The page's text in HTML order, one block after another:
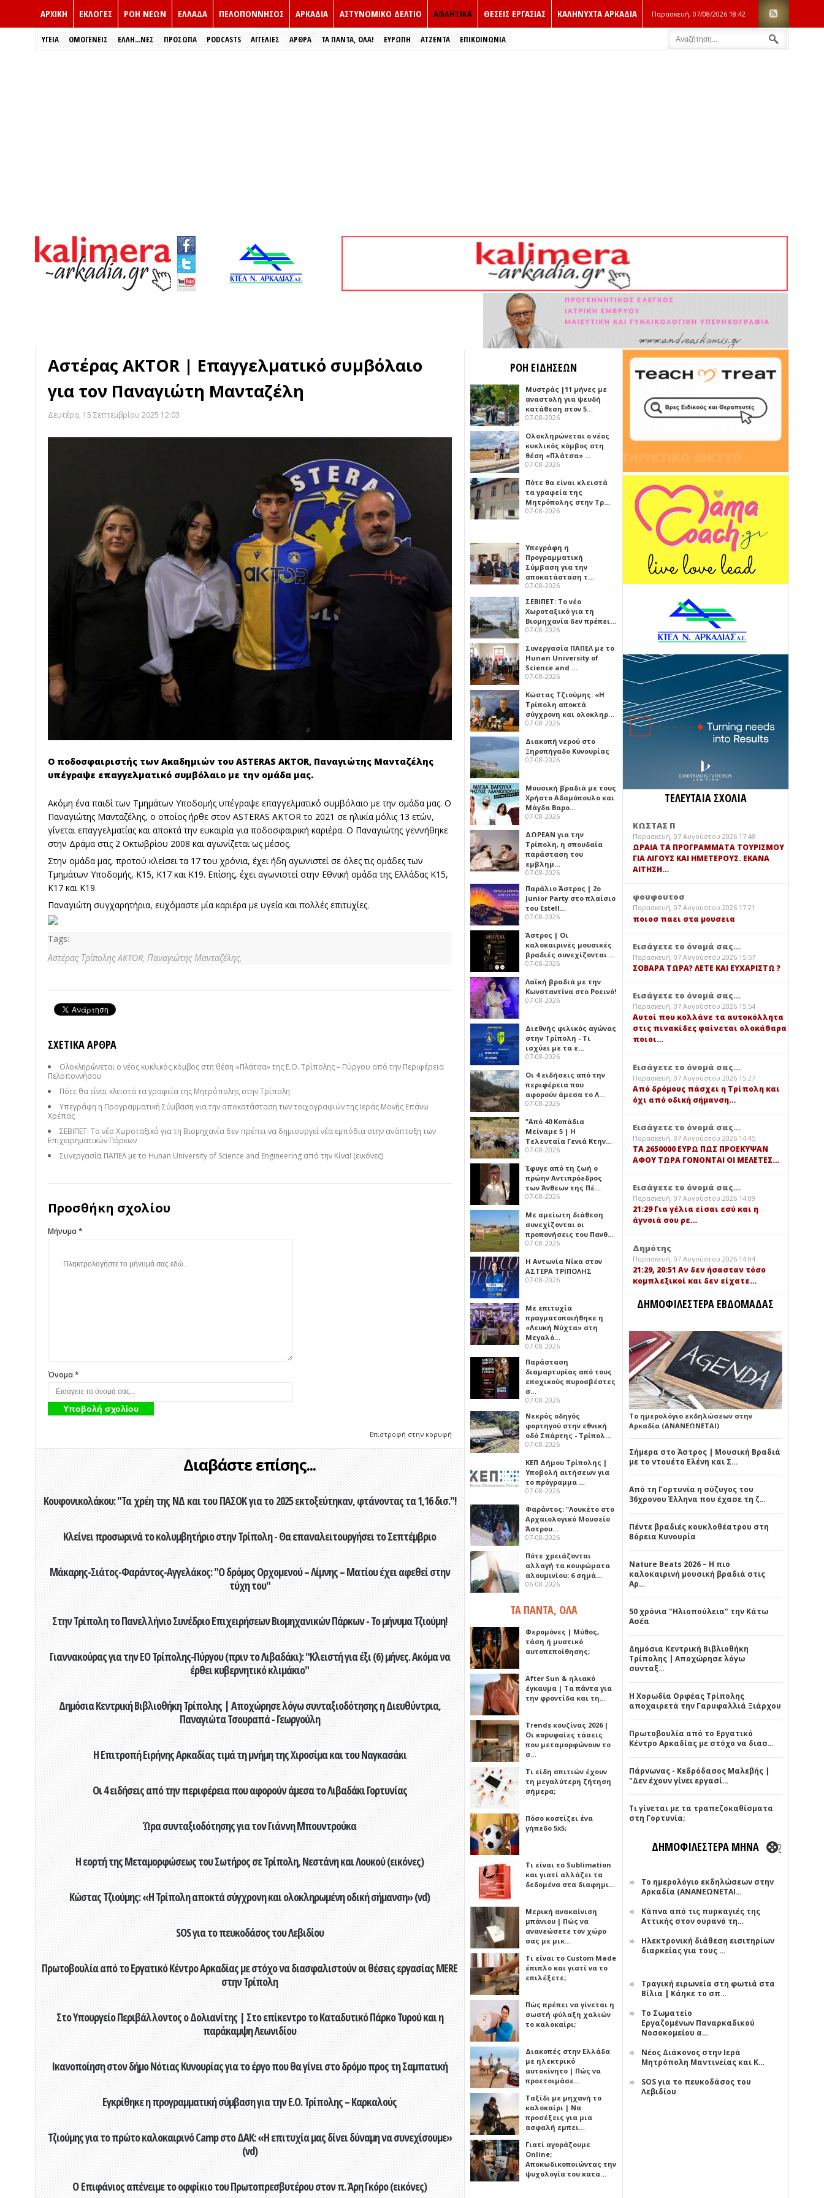
ΑΡΧΙΚΗ ΕΚΛΟΓΈΣ ΡΟΗ ΝΕΩΝ ΕΛΛΑΔΑ ΠΕΛΟΠΟΝΝΗΣΟΣ ΑΡΚΑΔΙΑ ΑΣΤΥΝΟΜΙΚΟ ΔΕΛΤΙΟ ΑΘΛΗΤΙΚΑ ΘΕΣΕΙΣ ΕΡΓΑΣΙΑΣ ΚΑΛΗΝΥΧΤΑ ΑΡΚΑΔΙΑ Παρασκευή, 07/08/2026 18:42
ΥΓΕΙΑ ΟΜΟΓΕΝΕΙΣ ΈΛΛΗ...ΝΕΣ ΠΡΌΣΩΠΑ PODCASTS ΑΓΓΕΛΙΕΣ ΑΡΘΡΑ ΤΑ ΠΑΝΤΑ, ΟΛΑ! ΕΥΡΏΠΗ ΑΤΖΕΝΤΑ ΕΠΙΚΟΙΝΩΝΙΑ
Αστέρας AKTOR | Επαγγελματικό συμβόλαιο
για τον Παναγιώτη Μανταζέλη
Δευτέρα, 15 Σεπτεμβρίου 2025 12:03
Ο ποδοσφαιριστής των Ακαδημιών του ASTERAS AKTOR, Παναγιώτης Μανταζέλης
υπέγραψε επαγγελματικό συμβόλαιο με την ομάδα μας.
Ακόμη ένα παιδί των Τμημάτων Υποδομής υπέγραψε επαγγελματικό συμβόλαιο με την ομάδα μας. Ο
Παναγιώτης Μανταζέλης, ο οποίος ήρθε στον ASTERAS AKTOR το 2021 σε ηλικία μόλις 13 ετών,
γίνεται επαγγελματίας και αποκτά την ευκαιρία για ποδοσφαιρική καριέρα. Ο Παναγιώτης γεννήθηκε
στην Δράμα στις 2 Οκτωβρίου 2008 και αγωνίζεται ως μέσος.
Στην ομάδα μας, προτού κλείσει τα 17 του χρόνια, έχει ήδη αγωνιστεί σε όλες τις ομάδες των
Τμημάτων Υποδομής, Κ15, Κ17 και Κ19. Επίσης, έχει αγωνιστεί στην Εθνική ομάδα της Ελλάδας Κ15,
Κ17 και Κ19.
Παναγιώτη συγχαρητήρια, ευχόμαστε μία καριέρα με υγεία και πολλές επιτυχίες.
Tags:
Αστέρας Τρίπολης AKTOR, Παναγιώτης Μανταζέλης,
ΣΧΕΤΙΚΆ ΆΡΘΡΑ
Ολοκληρώνεται ο νέος κυκλικός κόμβος στη θέση «Πλάτσα» της Ε.Ο. Τρίπολης – Πύργου από την Περιφέρεια
Πελοποννήσου
Πότε θα είναι κλειστά τα γραφεία της Μητρόπολης στην Τρίπολη
Υπεγράφη η Προγραμματική Σύμβαση για την αποκατάσταση των τοιχογραφιών της Ιεράς Μονής Επάνω
Χρέπας
ΣΕΒΙΠΕΤ: Το νέο Χωροταξικό για τη Βιομηχανία δεν πρέπει να δημιουργεί νέα εμπόδια στην ανάπτυξη των
Επιχειρηματικών Πάρκων
Συνεργασία ΠΑΠΕΛ με το Hunan University of Science and Engineering από την Κίνα! (εικόνες)
Προσθήκη σχολίου
Μήνυμα *
Όνομα *
Επιστροφή στην κορυφή
Διαβάστε επίσης...
Κουφονικολάκου: "Τα χρέη της ΝΔ και του ΠΑΣΟΚ για το 2025 εκτοξεύτηκαν, φτάνοντας τα 1,16 δισ."!
Κλείνει προσωρινά το κολυμβητήριο στην Τρίπολη - Θα επαναλειτουργήσει το Σεπτέμβριο
Μάκαρης-Σιάτος-Φαράντος-Αγγελάκος: "Ο δρόμος Ορχομενού – Λίμνης – Ματίου έχει αφεθεί στην
τύχη του"
Στην Τρίπολη το Πανελλήνιο Συνέδριο Επιχειρήσεων Βιομηχανικών Πάρκων - Το μήνυμα Τζιούμη!
Γιαννακούρας για την EO Τρίπολης-Πύργου (πριν το Λιβαδάκι): "Κλειστή για έξι (6) μήνες. Ακόμα να
έρθει κυβερνητικό κλιμάκιο"
Δημόσια Κεντρική Βιβλιοθήκη Τρίπολης | Αποχώρησε λόγω συνταξιοδότησης η Διευθύντρια,
Παναγιώτα Τσουραπά - Γεωργούλη
Η Επιτροπή Ειρήνης Αρκαδίας τιμά τη μνήμη της Χιροσίμα και του Ναγκασάκι
Οι 4 ειδήσεις από την περιφέρεια που αφορούν άμεσα το Λιβαδάκι Γορτυνίας
Ώρα συνταξιοδότησης για τον Γιάννη Μπουντρούκα
Η εορτή της Μεταμορφώσεως του Σωτήρος σε Τρίπολη, Νεστάνη και Λουκού (εικόνες)
Κώστας Τζιούμης: «Η Τρίπολη αποκτά σύγχρονη και ολοκληρωμένη οδική σήμανση» (vd)
SOS για το πευκοδάσος του Λεβιδίου
Πρωτοβουλία από το Εργατικό Κέντρο Αρκαδίας με στόχο να διασφαλιστούν οι θέσεις εργασίας MERE
στην Τρίπολη
Στο Υπουργείο Περιβάλλοντος ο Δολιανίτης | Στο επίκεντρο το Καταδυτικό Πάρκο Τυρού και η
παράκαμψη Λεωνιδίου
Ικανοποίηση στον δήμο Νότιας Κυνουρίας για το έργο που θα γίνει στο δρόμο προς τη Σαμπατική
Εγκρίθηκε η προγραμματική σύμβαση για την Ε.Ο. Τρίπολης – Καρκαλούς
Τζιούμης για το πρώτο καλοκαιρινό Camp στο ΔΑΚ: «Η επιτυχία μας δίνει δύναμη να συνεχίσουμε»
(vd)
Ο Επιφάνιος απένειμε το οφφίκιο του Πρωτοπρεσβυτέρου στον π. Άρη Γκόρο (εικόνες)
ΡΟΗ ΕΙΔΗΣΕΩΝ
Μυστράς |11 μήνες με
αναστολή για ψευδή
κατάθεση στον 5…
07-08-2026
Ολοκληρώνεται ο νέος
κυκλικός κόμβος στη
θέση «Πλάτσα» …
07-08-2026
Πότε θα είναι κλειστά
τα γραφεία της
Μητρόπολης στην Τρ…
07-08-2026
Υπεγράφη η
Προγραμματική
Σύμβαση για την
αποκατάσταση τ…
07-08-2026
ΣΕΒΙΠΕΤ: Το νέο
Χωροταξικό για τη
Βιομηχανία δεν πρέπει…
07-08-2026
Συνεργασία ΠΑΠΕΛ με το
Hunan University of
Science and …
07-08-2026
Κώστας Τζιούμης: «Η
Τρίπολη αποκτά
σύγχρονη και ολοκληρ…
07-08-2026
Διακοπή νερού στο
Ξηροπήγαδο Κυνουρίας
07-08-2026
Μουσική βραδιά με τους
Χρήστο Αδαμόπουλο και
Μάγδα Βαρο…
07-08-2026
ΔΩΡΕΑΝ για την
Τρίπολη, η σπουδαία
παράσταση του
εμβλημ…
07-08-2026
Παράλιο Άστρος | 2ο
Junior Party στο πλαίσιο
του Estell…
07-08-2026
Άστρος | Οι
καλοκαιρινές μουσικές
βραδιές συνεχίζονται …
07-08-2026
Λαϊκή βραδιά με την
Κωνσταντίνα στο Ροεινό!
07-08-2026
Διεθνής φιλικός αγώνας
στην Τρίπολη - Τι
ισχύει με τα ε…
07-08-2026
Οι 4 ειδήσεις από την
περιφέρεια που
αφορούν άμεσα το Λ…
07-08-2026
"Από 40 Κοπάδια
Μείναμε 5 | Η
Τελευταία Γενιά Κτην…
07-08-2026
Έφυγε από τη ζωή ο
πρώην Αντιπρόεδρος
των Άνθεων της Πέ…
07-08-2026
Με αμείωτη διάθεση
συνεχίζονται οι
προπονήσεις του Πανθ…
07-08-2026
Η Αντωνία Νίκα στον
ΑΣΤΕΡΑ ΤΡΙΠΟΛΗΣ
07-08-2026
Με επιτυχία
πραγματοποιήθηκε η
«Λευκή Νύχτα» στη
Μεγαλό…
07-08-2026
Παράσταση
διαμαρτυρίας από τους
εποχικούς πυροσβέστες
σ…
07-08-2026
Νεκρός οδηγός
φορτηγού στην εθνική
οδό Σπάρτης - Τρίπολ…
07-08-2026
ΚΕΠ Δήμου Τρίπολης |
Υποβολή αιτήσεων για
το πρόγραμμα …
07-08-2026
Φαράντος: "Λουκέτο στο
Αρχαιολογικό Μουσείο
Άστρου…
07-08-2026
Πότε χρειάζονται
αλλαγή τα κουφώματα
αλουμινίου; 6 σημά…
06-08-2026
ΤΑ ΠΑΝΤΑ, ΟΛΑ
Φερομόνες | Μύθος,
τάση ή μυστικό
αυτοπεποίθησης;
After Sun & ηλιακό
έγκαυμα | Τα πάντα για
την φροντίδα και τη…
Trends κουζίνας 2026 |
Οι κορυφαίες τάσεις
που μεταμορφώνουν το
σ…
Τι είδη σπιτιών έχουν
τη μεγαλύτερη ζήτηση
σήμερα;
Πόσο κοστίζει ένα
γήπεδο 5x5;
Τι είναι το Sublimation
και γιατί αλλάζει τα
δεδομένα στα διαφημι…
Μερική ανακαίνιση
μπάνιου | Πώς να
ανανεώσετε τον χώρο
σας με μικ…
Τι είναι το Custom Made
έπιπλο και γιατί να το
επιλέξετε;
Πώς πρέπει να γίνεται η
σωστή φύλαξη χαλιών
το καλοκαίρι;
Διακοπές στην Ελλάδα
με ηλεκτρικό
αυτοκίνητο | Πώς να
προετοιμάσε…
Ταξίδι με μηχανή το
καλοκαίρι | Να
προσέξεις για μια
ασφαλή εμπει…
Γιατί αγοράζουμε
Online;
Αποκωδικοποιώντας την
ψυχολογία του κατα…
ΤΕΛΕΥΤΑΙΑ ΣΧΟΛΙΑ
ΚΩΣΤΑΣ Π
Παρασκευή, 07 Αυγούστου 2026 17:48
ΩΡΑΙΑ ΤΑ ΠΡΟΓΡΑΜΜΑΤΑ ΤΟΥΡΙΣΜΟΥ
ΓΙΑ ΛΙΓΟΥΣ ΚΑΙ ΗΜΕΤΕΡΟΥΣ. ΕΚΑΝΑ
ΑΙΤΗΣΗ…
φουφουτοσ
Παρασκευή, 07 Αυγούστου 2026 17:21
ποιοσ παει στα μουσεια
Εισάγετε το όνομά σας...
Παρασκευή, 07 Αυγούστου 2026 15:57
ΣΟΒΑΡΑ ΤΩΡΑ? ΛΕΤΕ ΚΑΙ ΕΥΧΑΡΙΣΤΩ ?
Εισάγετε το όνομά σας...
Παρασκευή, 07 Αυγούστου 2026 15:54
Αυτοί που κολλάνε τα αυτοκόλλητα
στις πινακίδες φαίνεται ολοκάθαρα
ποιοι…
Εισάγετε το όνομά σας...
Παρασκευή, 07 Αυγούστου 2026 15:27
Από δρόμους πάσχει η Τρίπολη και
όχι από οδική σήμανση…
Εισάγετε το όνομά σας...
Παρασκευή, 07 Αυγούστου 2026 14:45
TA 2650000 ΕΥΡΩ ΠΩΣ ΠΡΟΕΚΥΨΑΝ
ΑΦΟΥ ΤΩΡΑ ΓΟΝΟΝΤΑΙ ΟΙ ΜΕΛΕΤΕΣ…
Εισάγετε το όνομά σας...
Παρασκευή, 07 Αυγούστου 2026 14:09
21:29 Για γέλια είσαι εσύ και η
άγνοιά σου ρε…
Δημότης
Παρασκευή, 07 Αυγούστου 2026 14:04
21:29, 20:51 Αν δεν ήσασταν τόσο
κομπλεξικοί και δεν είχατε…
ΔΗΜΟΦΙΛΕΣΤΕΡΑ ΕΒΔΟΜΑΔΑΣ
Το ημερολόγιο εκδηλώσεων στην
Αρκαδία (ΑΝΑΝΕΩΝΕΤΑΙ)
Σήμερα στο Άστρος | Μουσική Βραδιά
με το ντουέτο Ελένη και Σ…
Από τη Γορτυνία η σύζυγος του
36χρονου Έλληνα που έχασε τη ζ…
Πέντε βραδιές κουκλοθέατρου στη
Βόρεια Κυνουρία
Nature Beats 2026 – Η πιο
καλοκαιρινή μουσική βραδιά στις
Αρ…
50 χρόνια "Ηλιοπούλεια" την Κάτω
Ασέα
Δημόσια Κεντρική Βιβλιοθήκη
Τρίπολης | Αποχώρησε λόγω
συνταξ…
Η Χορωδία Ορφέας Τρίπολης
αποχαιρετά την Γαρυφαλλιά Ξιάρχου
Πρωτοβουλία από το Εργατικό
Κέντρο Αρκαδίας με στόχο να διασ…
Πάρνωνας - Κεδρόδασος Μαλεβής |
"Δεν έχουν γίνει εργασί…
Τι γίνεται με τα τραπεζοκαθίσματα
στη Γορτυνία;
ΔΗΜΟΦΙΛΕΣΤΕΡΑ ΜΗΝΑ
Το ημερολόγιο εκδηλώσεων στην
Αρκαδία (ΑΝΑΝΕΩΝΕΤΑΙ…
Κάπνα από τις πυρκαγιές της
Αττικής στον ουρανό τη…
Ηλεκτρονική διάθεση εισιτηρίων
διαρκείας για τους …
Τραγική ειρωνεία στη φωτιά στα
Βίλια | Κάηκε το σπ…
Το Σωματείο
Εργαζομένων Παναρκαδικού
Νοσοκομείου α…
Νέος Διάκονος στην Ιερά
Μητρόπολη Μαντινείας και Κ…
SOS για το πευκοδάσος του
Λεβιδίου